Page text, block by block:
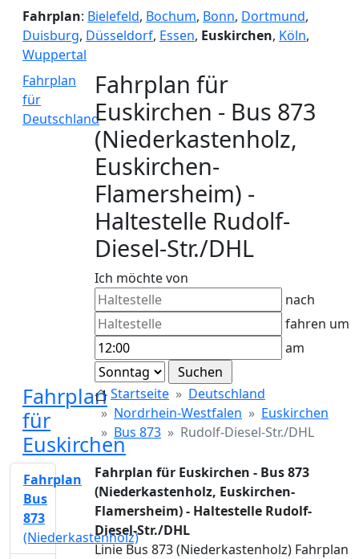
Fahrplan: Bielefeld, Bochum, Bonn, Dortmund,
Duisburg, Düsseldorf, Essen, Euskirchen, Köln,
Wuppertal
Fahrplan
für
Deutschland
Fahrplan für
Euskirchen - Bus 873
(Niederkastenholz,
Euskirchen-
Flamersheim) -
Haltestelle Rudolf-
Diesel-Str./DHL
Ich möchte von
nach
fahren um
am
Fahrplan
für
Euskirchen
Startseite
Deutschland
Nordrhein-Westfalen
Euskirchen
Bus 873
Rudolf-Diesel-Str./DHL
Fahrplan für Euskirchen - Bus 873
(Niederkastenholz, Euskirchen-
Flamersheim) - Haltestelle Rudolf-
Diesel-Str./DHL
Linie Bus 873 (Niederkastenholz) Fahrplan
Fahrplan
Bus
873
(Niederkastenholz)